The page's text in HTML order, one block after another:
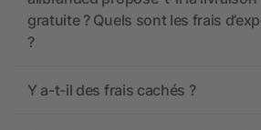
gratuite ? Quels sont les frais
?
Y a-t-il des frais cachés ?